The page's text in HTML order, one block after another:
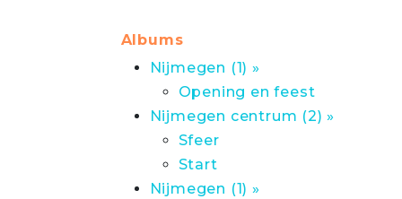
Albums
Nijmegen (1) »
Opening en feest
Nijmegen centrum (2) »
Sfeer
Start
Nijmegen (1) »